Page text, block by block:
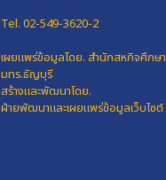
Tel. 02-549-3620-2
เผยแพร่ข้อมูลโดย. สำนักสหกิจศึกษา
มทร.ธัญบุรี
สร้างและพัฒนาโดย.
ฝ่ายพัฒนาและเผยแพร่ข้อมูลเว็บไซต์